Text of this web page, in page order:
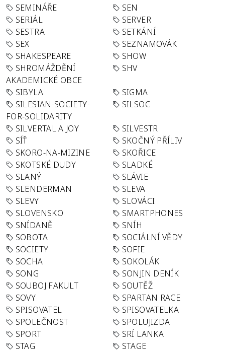
SEMINÁŘE
SEN
SERIÁL
SERVER
SESTRA
SETKÁNÍ
SEX
SEZNAMOVÁK
SHAKESPEARE
SHOW
SHROMÁŽDĚNÍ
AKADEMICKÉ OBCE
SHV
SIBYLA
SIGMA
SILESIAN-SOCIETY-
FOR-SOLIDARITY
SILSOC
SILVERTAL A JOY
SILVESTR
SÍŤ
SKOČNÝ PŘÍLIV
SKORO-NA-MIZINE
SKOŘICE
SKOTSKÉ DUDY
SLADKÉ
SLANÝ
SLÁVIE
SLENDERMAN
SLEVA
SLEVY
SLOVÁCI
SLOVENSKO
SMARTPHONES
SNÍDANĚ
SNÍH
SOBOTA
SOCIÁLNÍ VĚDY
SOCIETY
SOFIE
SOCHA
SOKOLÁK
SONG
SONJIN DENÍK
SOUBOJ FAKULT
SOUTĚŽ
SOVY
SPARTAN RACE
SPISOVATEL
SPISOVATELKA
SPOLEČNOST
SPOLUJIZDA
SPORT
SRÍ LANKA
STAG
STAGE